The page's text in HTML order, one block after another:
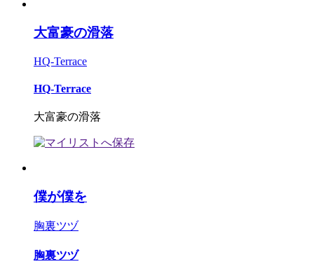
大富豪の滑落
HQ-Terrace
HQ-Terrace
大富豪の滑落
僕が僕を
胸裏ツヅ
胸裏ツヅ